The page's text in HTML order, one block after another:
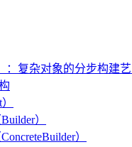
：复杂对象的分步构建
）
）